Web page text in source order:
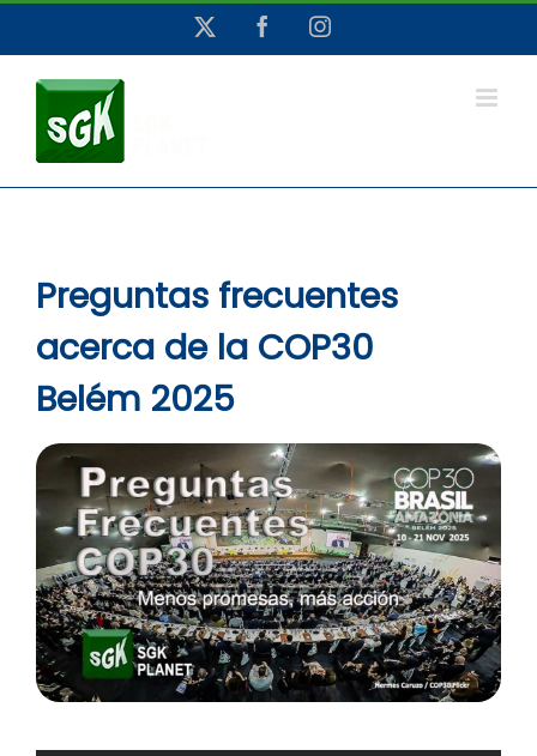
contenido
FacebookInstagram
Preguntas frecuentes
acerca de la COP30
Belém 2025